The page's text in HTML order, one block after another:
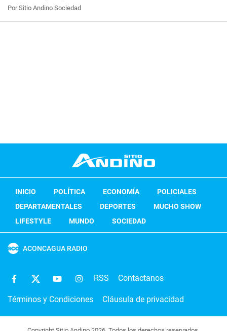
Por Sitio Andino Sociedad
INICIO POLÍTICA ECONOMÍA
POLICIALES
DEPARTAMENTALES
DEPORTES
MUCHO SHOW
LIFESTYLE
MUNDO SOCIEDAD
ACONCAGUA RADIO
RSS Contactanos
Términos y Condiciones Cláusula de privacidad